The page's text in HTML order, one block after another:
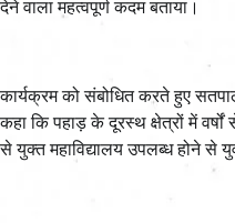
देने वाला महत्वपूर्ण कदम बताया।
कार्यक्रम को संबोधित करते हुए
कहा कि पहाड़ के दूरस्थ क्षेत्रों में
से युक्त महाविद्यालय उपलब्ध होने से